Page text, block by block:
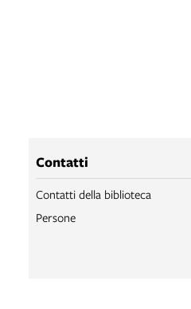
Contatti
Contatti della biblioteca
Persone